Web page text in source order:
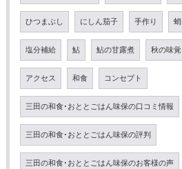
ひつまぶし にしん茄子 手作り 蛸
塩分補給 鮎 鮎の甘露煮 秋の味覚
アクセス 和食 コンセプト
三田の和食･おととごはん味保の口コミ情報
三田の和食･おととごはん味保の評判
三田の和食･おととごはん味保のお客様の声